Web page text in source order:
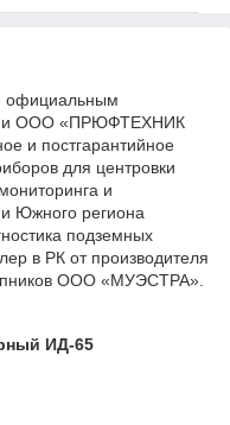
официальным
и ООО «ПРЮФТЕХНИК
и постгарантийное
для центровки
и
Южного региона
подземных
в РК от производителя
ООО «МУЭСТРА».
ИД-65